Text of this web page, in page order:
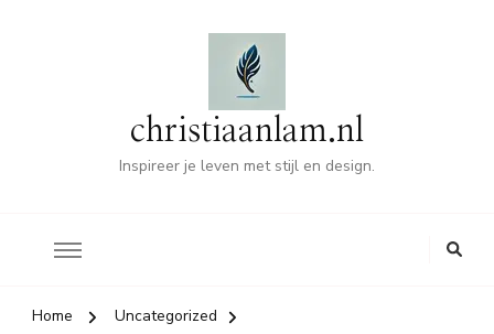
christiaanlam.nl
Inspireer je leven met stijl en design.
Home
Uncategorized